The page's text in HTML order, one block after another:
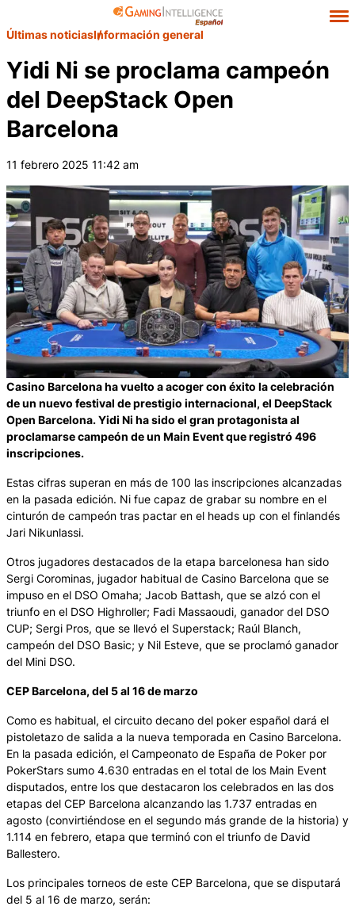
Últimas noticiasInformación general
Yidi Ni se proclama campeón
del DeepStack Open
Barcelona
11 febrero 2025 11:42 am
Casino Barcelona ha vuelto a acoger con éxito la celebración
de un nuevo festival de prestigio internacional, el DeepStack
Open Barcelona. Yidi Ni ha sido el gran protagonista al
proclamarse campeón de un Main Event que registró 496
inscripciones.
Estas cifras superan en más de 100 las inscripciones alcanzadas
en la pasada edición. Ni fue capaz de grabar su nombre en el
cinturón de campeón tras pactar en el heads up con el finlandés
Jari Nikunlassi.
Otros jugadores destacados de la etapa barcelonesa han sido
Sergi Corominas, jugador habitual de Casino Barcelona que se
impuso en el DSO Omaha; Jacob Battash, que se alzó con el
triunfo en el DSO Highroller; Fadi Massaoudi, ganador del DSO
CUP; Sergi Pros, que se llevó el Superstack; Raúl Blanch,
campeón del DSO Basic; y Nil Esteve, que se proclamó ganador
del Mini DSO.
CEP Barcelona, del 5 al 16 de marzo
Como es habitual, el circuito decano del poker español dará el
pistoletazo de salida a la nueva temporada en Casino Barcelona.
En la pasada edición, el Campeonato de España de Poker por
PokerStars sumo 4.630 entradas en el total de los Main Event
disputados, entre los que destacaron los celebrados en las dos
etapas del CEP Barcelona alcanzando las 1.737 entradas en
agosto (convirtiéndose en el segundo más grande de la historia) y
1.114 en febrero, etapa que terminó con el triunfo de David
Ballestero.
Los principales torneos de este CEP Barcelona, que se disputará
del 5 al 16 de marzo, serán: